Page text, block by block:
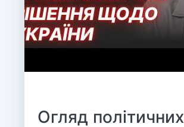
Огляд політичних